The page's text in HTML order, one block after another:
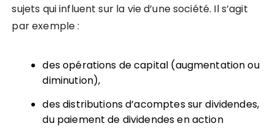
sujets qui influent sur la vie d’une société. Il s’agit
par exemple :
des opérations de capital (augmentation ou
diminution),
des distributions d’acomptes sur dividendes,
du paiement de dividendes en action